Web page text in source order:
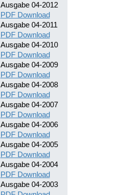
Ausgabe 04-2012
PDF Download
Ausgabe 04-2011
PDF Download
Ausgabe 04-2010
PDF Download
Ausgabe 04-2009
PDF Download
Ausgabe 04-2008
PDF Download
Ausgabe 04-2007
PDF Download
Ausgabe 04-2006
PDF Download
Ausgabe 04-2005
PDF Download
Ausgabe 04-2004
PDF Download
Ausgabe 04-2003